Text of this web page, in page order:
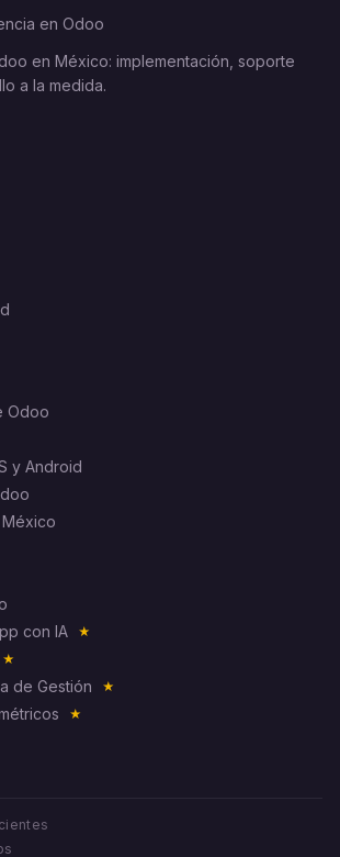
en Odoo
en México: implementación, soporte
a la medida.
Odoo
y Android
con IA
★
★
de Gestión ★
★